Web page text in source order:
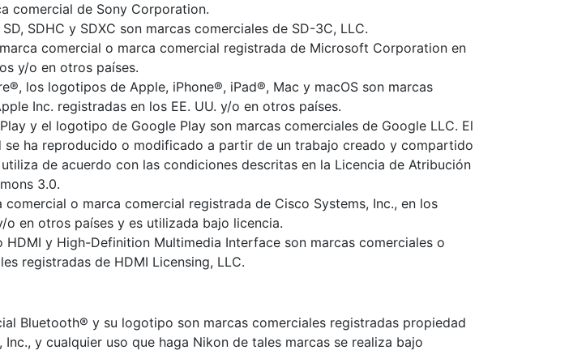
comercial de Sony Corporation.
SDHC y SDXC son marcas comerciales de SD-3C, LLC.
comercial o marca comercial registrada de Microsoft Corporation en
y/o en otros países.
los logotipos de Apple, iPhone®, iPad®, Mac y macOS son marcas
Inc. registradas en los EE. UU. y/o en otros países.
y el logotipo de Google Play son marcas comerciales de Google LLC. El
se ha reproducido o modificado a partir de un trabajo creado y compartido
de acuerdo con las condiciones descritas en la Licencia de Atribución
3.0.
comercial o marca comercial registrada de Cisco Systems, Inc., en los
o en otros países y es utilizada bajo licencia.
HDMI y High-Definition Multimedia Interface son marcas comerciales o
registradas de HDMI Licensing, LLC.
Bluetooth® y su logotipo son marcas comerciales registradas propiedad
Inc., y cualquier uso que haga Nikon de tales marcas se realiza bajo